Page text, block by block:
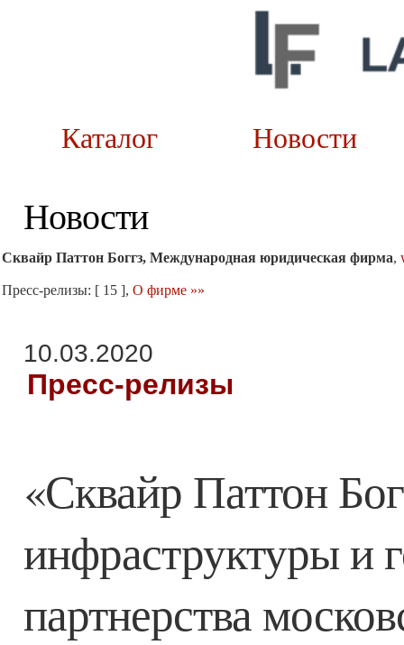
Каталог
Новости
Сквайр Паттон Боггз, Международная юридическая фирма,
Пресс-релизы: [ 15 ], О фирме »»
10.03.2020
Пресс-релизы
«Сквайр Паттон
инфраструктуры и
партнерства